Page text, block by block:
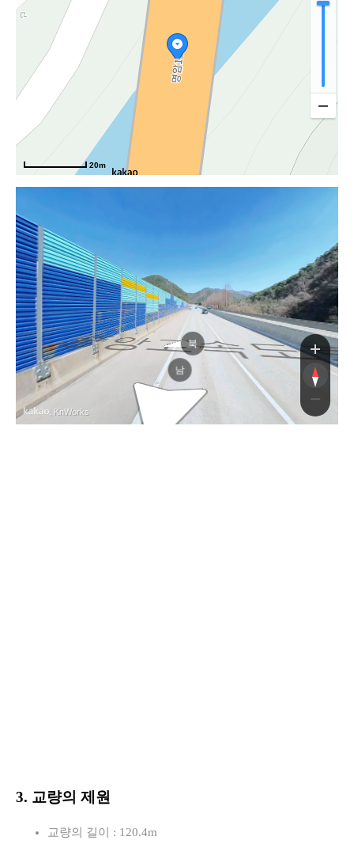
20m
중앙고속
중앙고속
북
남
, KnWorks
3. 교량의 제원
교량의 길이 : 120.4m